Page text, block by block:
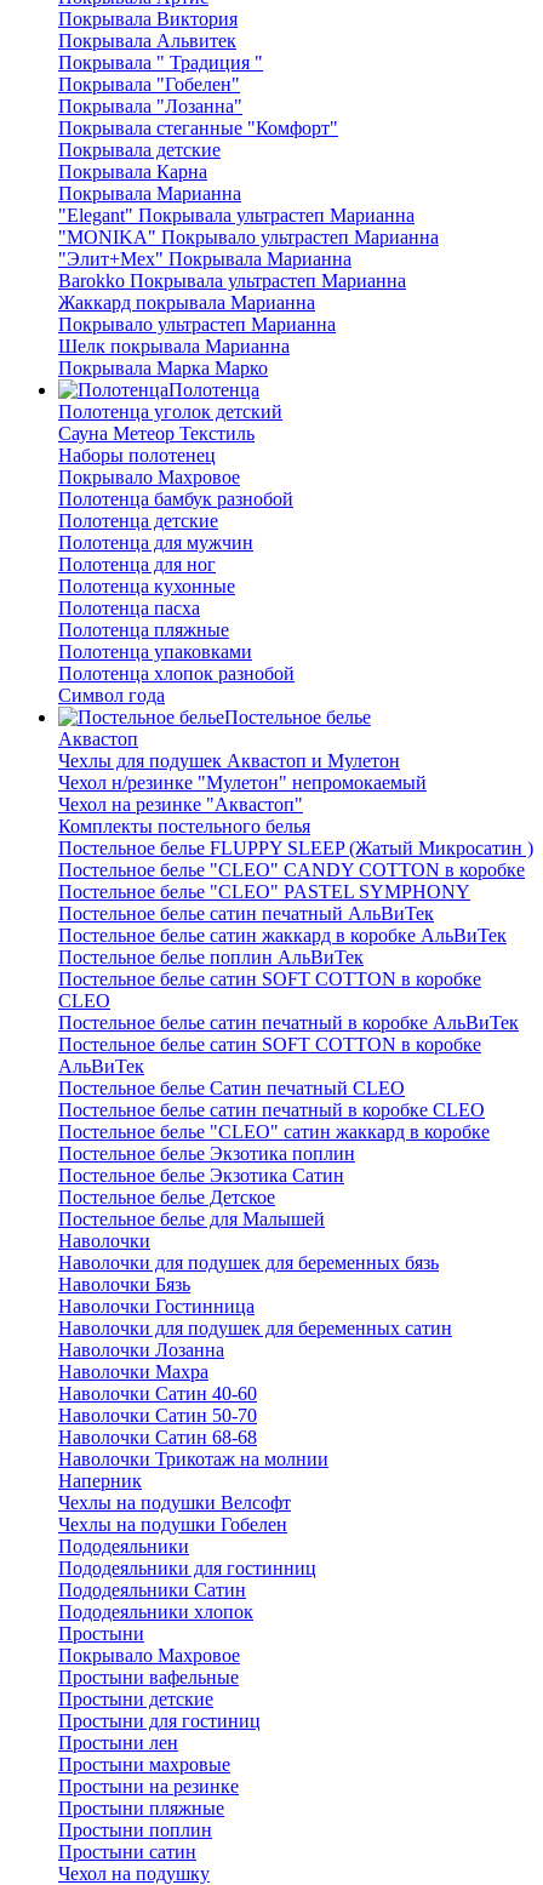
Покрывала Виктория
Покрывала Альвитек
Покрывала " Традиция "
Покрывала "Гобелен"
Покрывала "Лозанна"
Покрывала стеганные "Комфорт"
Покрывала детские
Покрывала Карна
Покрывала Марианна
"Elegant" Покрывала ультрастеп Марианна
"MONIKA" Покрывало ультрастеп Марианна
"Элит+Мех" Покрывала Марианна
Barokko Покрывала ультрастеп Марианна
Жаккард покрывала Марианна
Покрывало ультрастеп Марианна
Шелк покрывала Марианна
Покрывала Марка Марко
Полотенца
Полотенца уголок детский
Сауна Метеор Текстиль
Наборы полотенец
Покрывало Махровое
Полотенца бамбук разнобой
Полотенца детские
Полотенца для мужчин
Полотенца для ног
Полотенца кухонные
Полотенца пасха
Полотенца пляжные
Полотенца упаковками
Полотенца хлопок разнобой
Символ года
Постельное белье
Аквастоп
Чехлы для подушек Аквастоп и Мулетон
Чехол н/резинке "Мулетон" непромокаемый
Чехол на резинке "Аквастоп"
Комплекты постельного белья
Постельное белье FLUPPY SLEEP (Жатый Микросатин )
Постельное белье "CLEO" CANDY COTTON в коробке
Постельное белье "CLEO" PASTEL SYMPHONY
Постельное белье сатин печатный АльВиТек
Постельное белье сатин жаккард в коробке АльВиТек
Постельное белье поплин АльВиТек
Постельное белье сатин SOFT COTTON в коробке
CLEO
Постельное белье сатин печатный в коробке АльВиТек
Постельное белье сатин SOFT COTTON в коробке
АльВиТек
Постельное белье Сатин печатный CLEO
Постельное белье сатин печатный в коробке CLEO
Постельное белье "CLEO" сатин жаккард в коробке
Постельное белье Экзотика поплин
Постельное белье Экзотика Сатин
Постельное белье Детское
Постельное белье для Малышей
Наволочки
Наволочки для подушек для беременных бязь
Наволочки Бязь
Наволочки Гостинница
Наволочки для подушек для беременных сатин
Наволочки Лозанна
Наволочки Махра
Наволочки Сатин 40-60
Наволочки Сатин 50-70
Наволочки Сатин 68-68
Наволочки Трикотаж на молнии
Наперник
Чехлы на подушки Велсофт
Чехлы на подушки Гобелен
Пододеяльники
Пододеяльники для гостинниц
Пододеяльники Сатин
Пододеяльники хлопок
Простыни
Покрывало Махровое
Простыни вафельные
Простыни детские
Простыни для гостиниц
Простыни лен
Простыни махровые
Простыни на резинке
Простыни пляжные
Простыни поплин
Простыни сатин
Чехол на подушку